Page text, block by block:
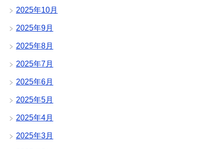
2025年10月
2025年9月
2025年8月
2025年7月
2025年6月
2025年5月
2025年4月
2025年3月